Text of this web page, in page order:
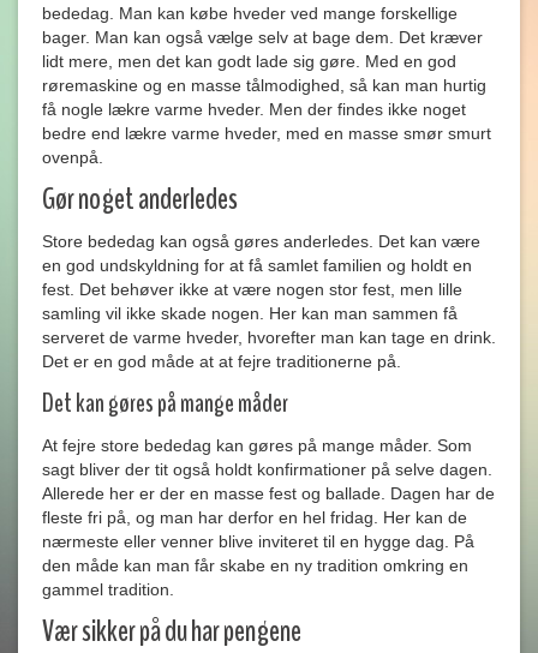
bededag. Man kan købe hveder ved mange forskellige
bager. Man kan også vælge selv at bage dem. Det kræver
lidt mere, men det kan godt lade sig gøre. Med en god
røremaskine og en masse tålmodighed, så kan man hurtig
få nogle lækre varme hveder. Men der findes ikke noget
bedre end lækre varme hveder, med en masse smør smurt
ovenpå.
Gør noget anderledes
Store bededag kan også gøres anderledes. Det kan være
en god undskyldning for at få samlet familien og holdt en
fest. Det behøver ikke at være nogen stor fest, men lille
samling vil ikke skade nogen. Her kan man sammen få
serveret de varme hveder, hvorefter man kan tage en drink.
Det er en god måde at at fejre traditionerne på.
Det kan gøres på mange måder
At fejre store bededag kan gøres på mange måder. Som
sagt bliver der tit også holdt konfirmationer på selve dagen.
Allerede her er der en masse fest og ballade. Dagen har de
fleste fri på, og man har derfor en hel fridag. Her kan de
nærmeste eller venner blive inviteret til en hygge dag. På
den måde kan man får skabe en ny tradition omkring en
gammel tradition.
Vær sikker på du har pengene